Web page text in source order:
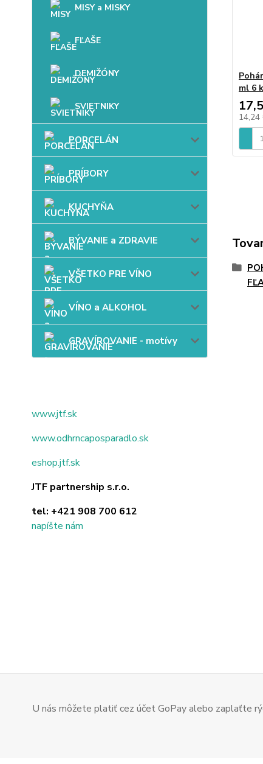
MISY a MISKY
FĽAŠE
DEMIŽÓNY
SVIETNIKY
PORCELÁN
PRÍBORY
KUCHYŇA
BÝVANIE a ZDRAVIE
VŠETKO PRE VÍNO
VÍNO a ALKOHOL
GRAVÍROVANIE - motívy
www.jtf.sk
www.odhrncaposparadlo.sk
eshop.jtf.sk
JTF partnership s.r.o.
tel: +421 908 700 612
napíšte nám
ml 6
14,24
U nás môžete platiť cez účet GoPay alebo zaplaťte